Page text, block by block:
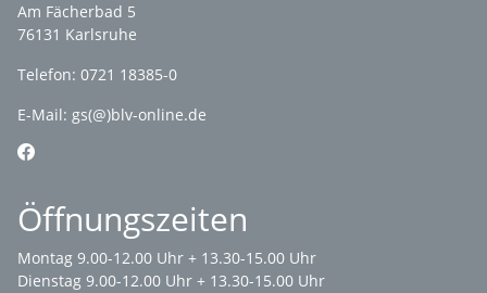
Am Fächerbad 5
76131 Karlsruhe
Telefon: 0721 18385-0
E-Mail: gs(@)blv-online.de
Öffnungszeiten
Montag 9.00-12.00 Uhr + 13.30-15.00 Uhr
Dienstag 9.00-12.00 Uhr + 13.30-15.00 Uhr